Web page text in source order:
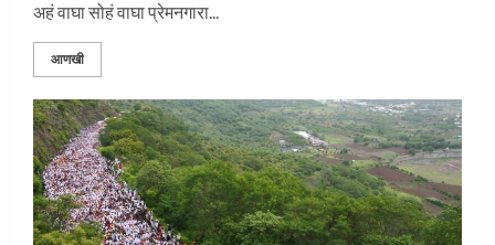
अहं वाघा सोहं वाघा प्रेमनगारा...
आणखी